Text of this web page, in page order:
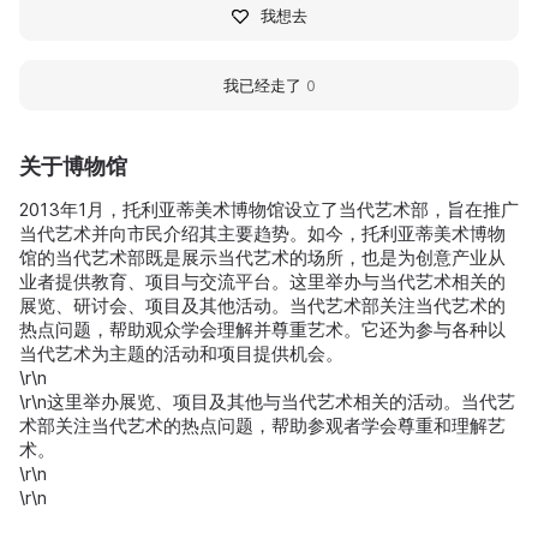
关于博物馆
2013年1月，托利亚蒂美术博物馆设立了当代艺术部，旨在推广
当代艺术并向市民介绍其主要趋势。如今，托利亚蒂美术博物
馆的当代艺术部既是展示当代艺术的场所，也是为创意产业从
业者提供教育、项目与交流平台。这里举办与当代艺术相关的
展览、研讨会、项目及其他活动。当代艺术部关注当代艺术的
热点问题，帮助观众学会理解并尊重艺术。它还为参与各种以
当代艺术为主题的活动和项目提供机会。
\r\n
\r\n这里举办展览、项目及其他与当代艺术相关的活动。当代艺
术部关注当代艺术的热点问题，帮助参观者学会尊重和理解艺
术。
\r\n
\r\n
我想去
我已经走了 0